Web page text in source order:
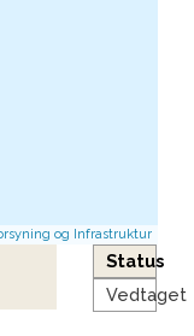
og Infrastruktur
Status
Vedtaget